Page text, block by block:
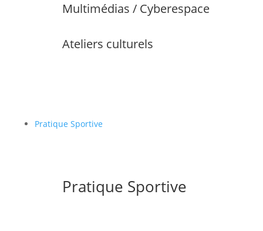
Multimédias / Cyberespace
Ateliers culturels
Pratique Sportive
Pratique Sportive